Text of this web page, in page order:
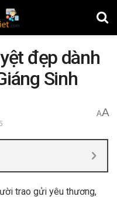
đẹp dành
Sinh
AA
trao gửi yêu thương,